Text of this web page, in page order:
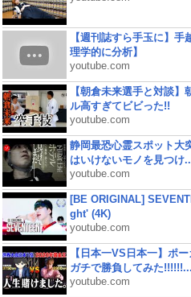
【週刊誌すら手玉に】
理学的に分析】
youtube.com
【朝倉未来選手と対談
ル高すぎてビビった!!
youtube.com
静岡最恐心霊スポット大
はいけないモノを見つけ
youtube.com
[BE ORIGINAL]
ght' (4K)
youtube.com
【日本一VS日本一】ポ
ガチで勝負してみた!!!!!!...
youtube.com